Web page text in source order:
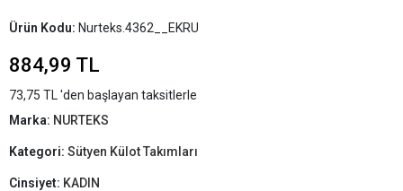
Ürün Kodu: Nurteks.4362__EKRU
884,99 TL
73,75 TL 'den başlayan taksitlerle
Marka: NURTEKS
Kategori: Sütyen Külot Takımları
Cinsiyet: KADIN